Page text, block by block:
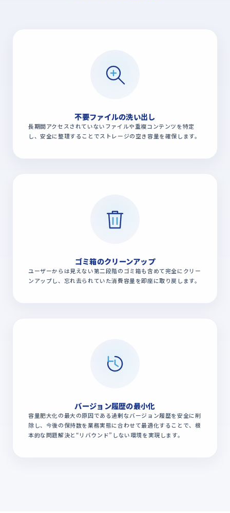
不要ファイルの洗い出し
長期間アクセスされていないファイルや重複コンテンツを特定
し、安全に整理することでストレージの空き容量を確保します。
ゴミ箱のクリーンアップ
ユーザーからは見えない第二段階のゴミ箱も含めて完全にクリー
ンアップし、忘れ去られていた消費容量を即座に取り戻します。
バージョン履歴の最小化
容量肥大化の最大の原因である過剰なバージョン履歴を安全に削
除し、今後の保持数を業務実態に合わせて最適化することで、根
本的な問題解決と“リバウンド”しない環境を実現します。